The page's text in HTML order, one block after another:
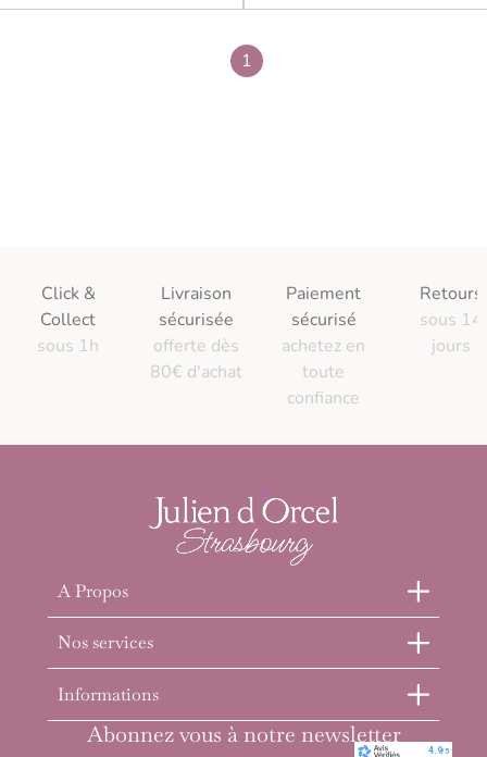
1
Click &
Collect
sous 1h
Livraison
sécurisée
offerte dès
80€ d'achat
Paiement
sécurisé
achetez en
toute
confiance
Retours
sous 14
jours
A Propos
Nos services
Informations
Abonnez vous à notre newsletter